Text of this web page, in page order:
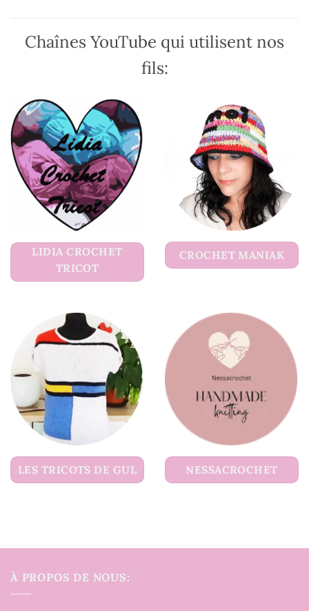
produit
produit
Chaînes YouTube qui utilisent nos
fils:
LIDIA CROCHET
TRICOT
CROCHET MANIAK
LES TRICOTS DE GUL NESSACROCHET
À PROPOS DE NOUS: